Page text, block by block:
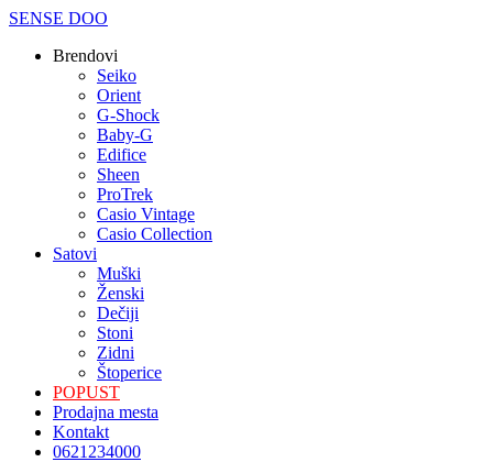
SENSE DOO
Brendovi
Seiko
Orient
G-Shock
Baby-G
Edifice
Sheen
ProTrek
Casio Vintage
Casio Collection
Satovi
Мuški
Ženski
Dečiji
Stoni
Zidni
Štoperice
POPUST
Prodajna mesta
Kontakt
0621234000